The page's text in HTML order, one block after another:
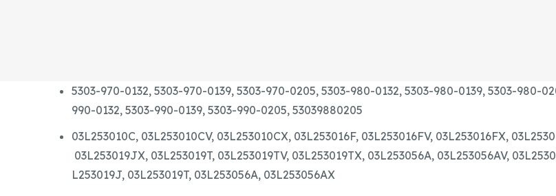
5303-970-0132, 5303-970-0139, 5303-970-0205, 5303-980-0132, 5303-980-0139, 5303-980-
990-0132, 5303-990-0139, 5303-990-0205, 53039880205
03L253010C, 03L253010CV, 03L253010CX, 03L253016F, 03L253016FV, 03L253016FX,
03L253019JX, 03L253019T, 03L253019TV, 03L253019TX, 03L253056A, 03L253056AV,
L253019J, 03L253019T, 03L253056A, 03L253056AX